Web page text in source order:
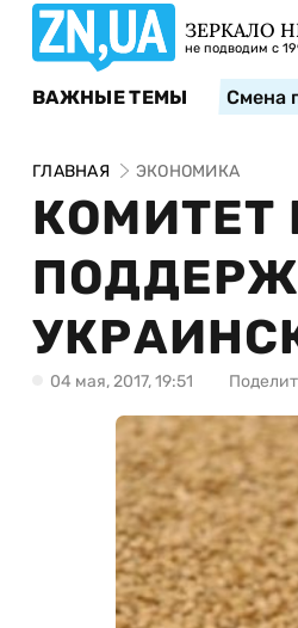
ЗЕРКАЛО
не подводим с
ВАЖНЫЕ ТЕМЫ Смена
ГЛАВНАЯ ЭКОНОМИКА
КОМИТЕТ
04 мая, 2017, 19:51